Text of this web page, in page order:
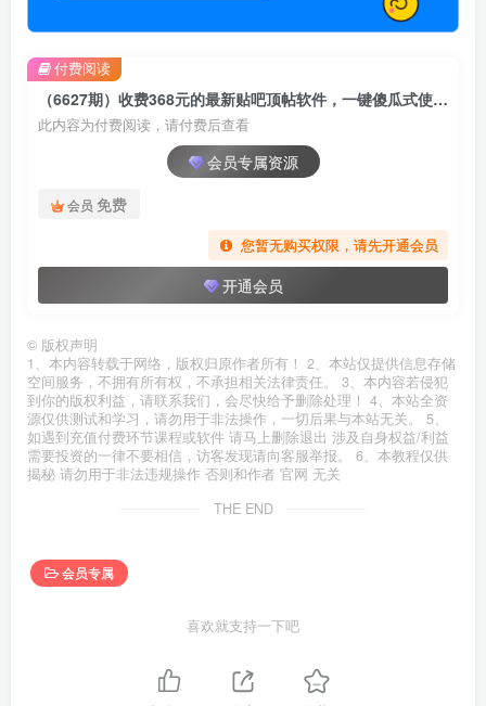
（6627期）收费368元的最新贴吧顶帖软件，一键傻瓜式使用【顶帖脚本+使用教程】
此内容为付费阅读，请付费后查看
会员专属资源
会员 免费
您暂无购买权限，请先开通会员
开通会员
付费阅读
© 版权声明
1、本内容转载于网络，版权归原作者所有！ 2、本站仅提供信息存储
空间服务，不拥有所有权，不承担相关法律责任。 3、本内容若侵犯
到你的版权利益，请联系我们，会尽快给予删除处理！ 4、本站全资
源仅供测试和学习，请勿用于非法操作，一切后果与本站无关。 5、
如遇到充值付费环节课程或软件 请马上删除退出 涉及自身权益/利益
需要投资的一律不要相信，访客发现请向客服举报。 6、本教程仅供
揭秘 请勿用于非法违规操作 否则和作者 官网 无关
THE END
会员专属
喜欢就支持一下吧